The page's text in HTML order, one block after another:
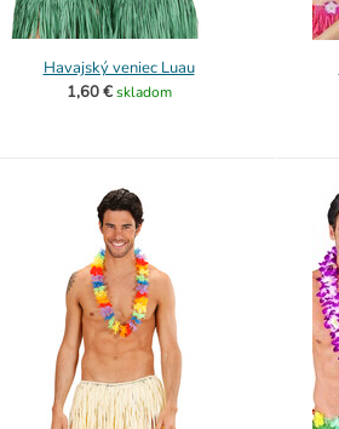
Havajský veniec Luau
1,60 € skladom